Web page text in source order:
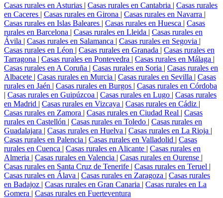
Casas rurales en Asturias | Casas rurales en Cantabria | Casas rurales
en Caceres | Casas rurales en Girona | Casas rurales en Navarra |
Casas rurales en Islas Baleares | Casas rurales en Huesca | Casas
rurales en Barcelona | Casas rurales en Lleida | Casas rurales en
Ávila | Casas rurales en Salamanca | Casas rurales en Segovia |
Casas rurales en Léon | Casas rurales en Granada | Casas rurales en
Tarragona | Casas rurales en Pontevedra | Casas rurales en Málaga |
Casas rurales en A Coruña | Casas rurales en Soria | Casas rurales en
Albacete | Casas rurales en Murcia | Casas rurales en Sevilla | Casas
rurales en Jaén | Casas rurales en Burgos | Casas rurales en Córdoba
| Casas rurales en Guipúzcoa | Casas rurales en Lugo | Casas rurales
en Madrid | Casas rurales en Vizcaya | Casas rurales en Cádiz |
Casas rurales en Zamora | Casas rurales en Ciudad Real | Casas
rurales en Castellón | Casas rurales en Toledo | Casas rurales en
Guadalajara | Casas rurales en Huelva | Casas rurales en La Rioja |
Casas rurales en Palencia | Casas rurales en Valladolid | Casas
rurales en Cuenca | Casas rurales en Alicante | Casas rurales en
Almeria | Casas rurales en Valencia | Casas rurales en Ourense |
Casas rurales en Santa Cruz de Tenerife | Casas rurales en Teruel |
Casas rurales en Álava | Casas rurales en Zaragoza | Casas rurales
en Badajoz | Casas rurales en Gran Canaria | Casas rurales en La
Gomera | Casas rurales en Fuerteventura